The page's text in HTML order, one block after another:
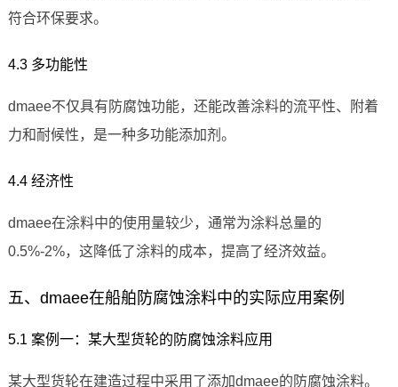
符合环保要求。
4.3 多功能性
dmaee不仅具有防腐蚀功能，还能改善涂料的流平性、附着
力和耐候性，是一种多功能添加剂。
4.4 经济性
dmaee在涂料中的使用量较少，通常为涂料总量的
0.5%-2%，这降低了涂料的成本，提高了经济效益。
五、dmaee在船舶防腐蚀涂料中的实际应用案例
5.1 案例一：某大型货轮的防腐蚀涂料应用
某大型货轮在建造过程中采用了添加dmaee的防腐蚀涂料。